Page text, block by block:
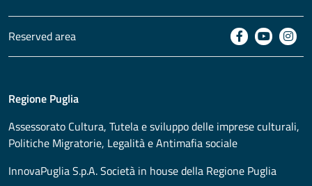
Reserved area
Regione Puglia
Assessorato Cultura, Tutela e sviluppo delle imprese culturali,
Politiche Migratorie, Legalità e Antimafia sociale
InnovaPuglia S.p.A. Società in house della Regione Puglia